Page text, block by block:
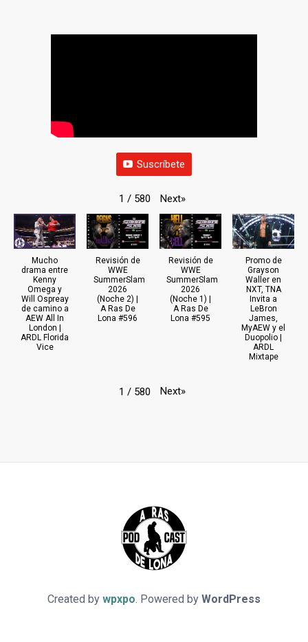
Suscríbete
1 / 580 Next»
Mucho
drama entre
Kenny
Omega y
Will Ospreay
de camino a
AEW All In
London |
ARDL Florida
Vice
Revisión de
WWE
SummerSlam
2026
(Noche 2) |
A Ras De
Lona #596
Revisión de
WWE
SummerSlam
2026
(Noche 1) |
A Ras De
Lona #595
Promo de
Grayson
Waller en
NXT, TNA
Invita a
LeBron
James,
MyAEW y el
Duopolio |
ARDL
Mixtape
1 / 580 Next»
Created by wpxpo. Powered by WordPress